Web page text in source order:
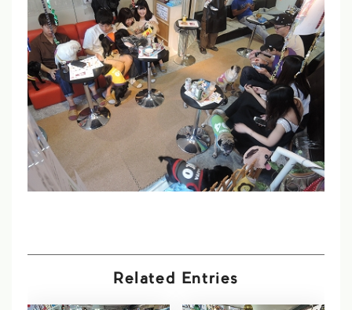
Related Entries